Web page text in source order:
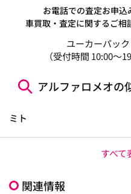
お電話での査定お申込
車買取・査定に関するご相
ユーカーパッ
（受付時間 10:00～
アルファロメオの
ミト
すべて
関連情報